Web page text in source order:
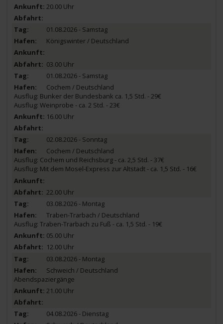
20.00 Uhr
01.08.2026 - Samstag
Königswinter / Deutschland
03.00 Uhr
01.08.2026 - Samstag
Cochem / Deutschland
Ausflug: Bunker der Bundesbank ca. 1,5 Std. - 29€
Ausflug: Weinprobe - ca. 2 Std. - 23€
16.00 Uhr
02.08.2026 - Sonntag
Cochem / Deutschland
Ausflug: Cochem und Reichsburg - ca. 2,5 Std. - 37€
Ausflug: Mit dem Mosel-Express zur Altstadt - ca. 1,5 Std. - 16€
22.00 Uhr
03.08.2026 - Montag
Traben-Trarbach / Deutschland
Ausflug: Traben-Trarbach zu Fuß - ca. 1,5 Std. - 19€
05.00 Uhr
12.00 Uhr
03.08.2026 - Montag
Schweich / Deutschland
Abendspaziergänge
21.00 Uhr
04.08.2026 - Dienstag